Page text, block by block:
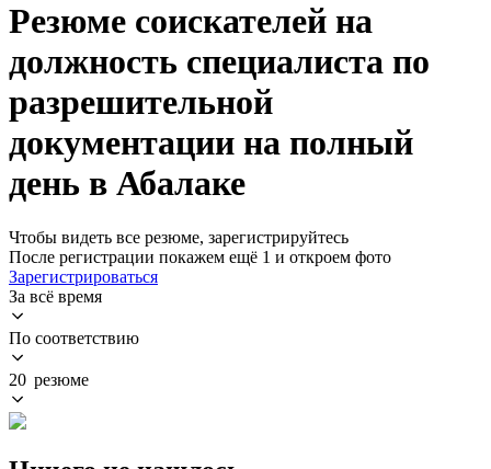
Резюме соискателей на
должность специалиста по
разрешительной
документации на полный
день в Абалаке
Чтобы видеть все резюме, зарегистрируйтесь
После регистрации покажем ещё 1 и откроем фото
Зарегистрироваться
За всё время
По соответствию
20 резюме